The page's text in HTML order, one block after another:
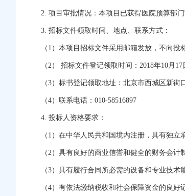
2. 项目审批情况：本项目已获得医院预算部门
3. 招标文件领取时间、地点、联系方式：
（1）本项目招标文件采用邮箱发放，不向
（2） 招标文件登记领取时间：2018年10月
（3）标书登记领取地址：北京市西城区新
（4）联系电话：010-58516897
4. 投标人资格要求：
（1）在中华人民共和国境内注册，具有独
（2）具有良好的商业信誉和健全的财务会计
（3）具有履行合同所必需的设备和专业技术
（4）有依法缴纳税收和社会保障资金的良好